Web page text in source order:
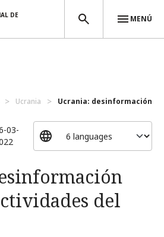
DE
MENÚ
Ucrania Ucrania: desinformación
03-
del